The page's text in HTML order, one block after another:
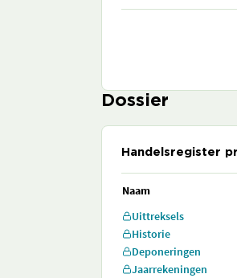
Dossier
Handelsregister
Naam
Uittreksels
Historie
Deponeringen
Jaarrekeningen